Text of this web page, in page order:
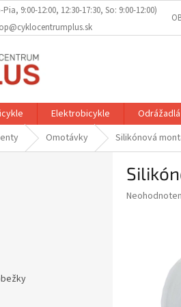
Pia, 9:00-12:00, 12:30-17:30, So: 9:00-12:00)
Elektrobicykle
Omotávky Silikónová
Priemerné
hviezdičiek.